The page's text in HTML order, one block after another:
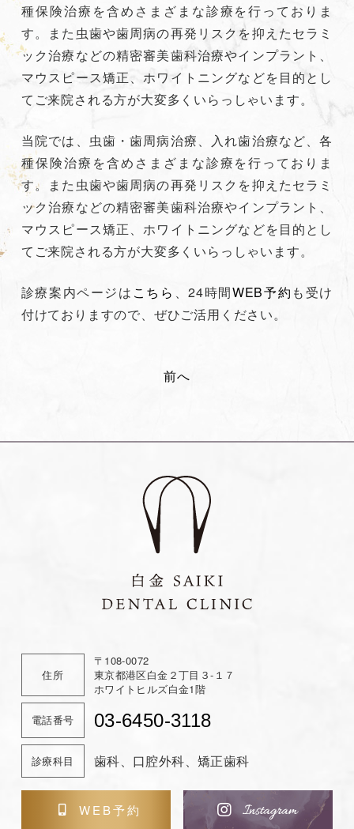
種保険治療を含めさまざまな診療を行っておりま
す。また虫歯や歯周病の再発リスクを抑えたセラミ
ック治療などの精密審美歯科治療やインプラント、
マウスピース矯正、ホワイトニングなどを目的とし
てご来院される方が大変多くいらっしゃいます。
当院では、虫歯・歯周病治療、入れ歯治療など、各
種保険治療を含めさまざまな診療を行っておりま
す。また虫歯や歯周病の再発リスクを抑えたセラミ
ック治療などの精密審美歯科治療やインプラント、
マウスピース矯正、ホワイトニングなどを目的とし
てご来院される方が大変多くいらっしゃいます。
診療案内ページは こちら 、24時間WEB予約 も受け
付けておりますので、ぜひご活用ください。
ナ
前へ
住所
〒108-0072
東京都港区白金２丁目３-１７
ホワイトヒルズ白金1階
電話番号 03-6450-3118
診療科目 歯科、口腔外科、矯正歯科
WEB予約